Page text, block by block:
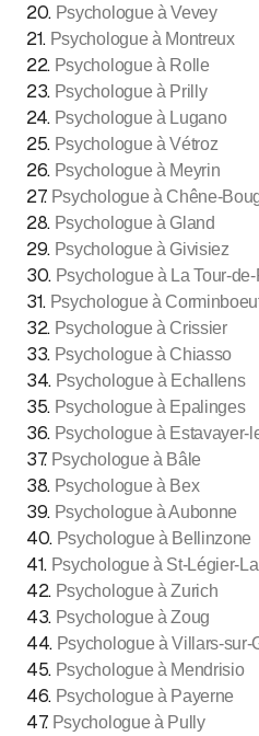
20. Psychologue à Vevey
21. Psychologue à Montreux
22. Psychologue à Rolle
23. Psychologue à Prilly
24. Psychologue à Lugano
25. Psychologue à Vétroz
26. Psychologue à Meyrin
27. Psychologue à Chêne-
28. Psychologue à Gland
29. Psychologue à Givisiez
30. Psychologue à La Tour-
31. Psychologue à
32. Psychologue à Crissier
33. Psychologue à Chiasso
34. Psychologue à Echallens
35. Psychologue à Epalinges
36. Psychologue à Estavayer-
37. Psychologue à Bâle
38. Psychologue à Bex
39. Psychologue à Aubonne
40. Psychologue à Bellinzone
41. Psychologue à St-Légier-
42. Psychologue à Zurich
43. Psychologue à Zoug
44. Psychologue à Villars-sur-
45. Psychologue à Mendrisio
46. Psychologue à Payerne
47. Psychologue à Pully